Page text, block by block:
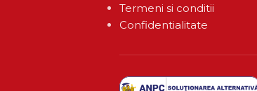
Termeni si conditii
Confidentialitate